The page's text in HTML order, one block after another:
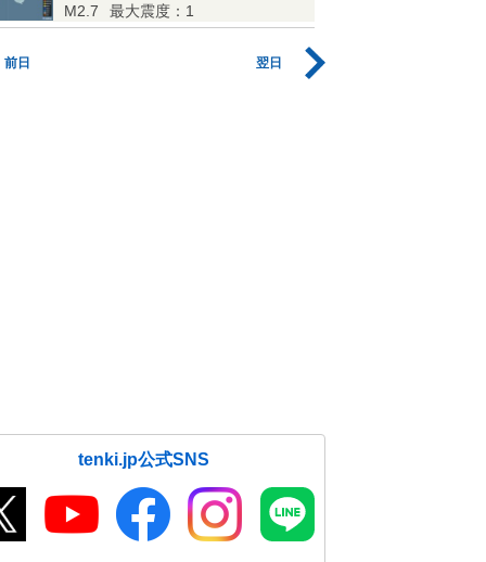
M2.7
最大震度：1
前日 翌日
tenki.jp公式SNS